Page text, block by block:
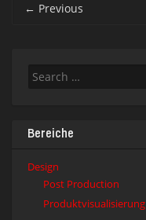
navigation
← Previous
Search
Bereiche
Design
Post Production
Produktvisualisierung